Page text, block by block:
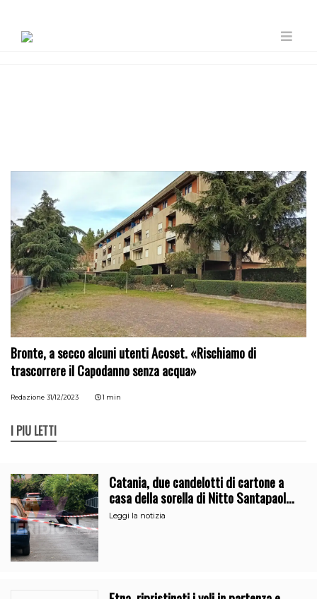
Bronte, a secco alcuni utenti Acoset. «Rischiamo di
trascorrere il Capodanno senza acqua»
Redazione 31/12/2023 1 min
I PIÙ LETTI
Catania, due candelotti di cartone a
casa della sorella di Nitto Santapaola.
Le indagini
Leggi la notizia